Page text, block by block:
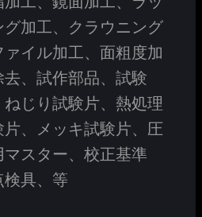
加工、クラウニング
イル加工、面粗度加
、試作部品、試験
じり試験片、熱処理
、メッキ試験片、圧
スター、校正基準
具、等